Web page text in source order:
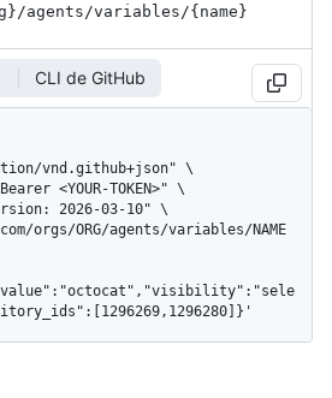
/agents /variables /{name}
CLI de GitHub